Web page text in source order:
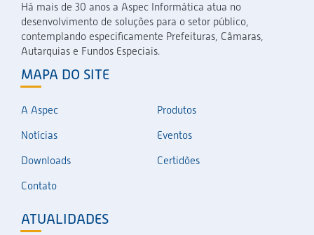
Há mais de 30 anos a Aspec Informática atua no
desenvolvimento de soluções para o setor público,
contemplando especificamente Prefeituras, Câmaras,
Autarquias e Fundos Especiais.
MAPA DO SITE
A Aspec
Produtos
Notícias
Eventos
Downloads
Certidões
Contato
ATUALIDADES